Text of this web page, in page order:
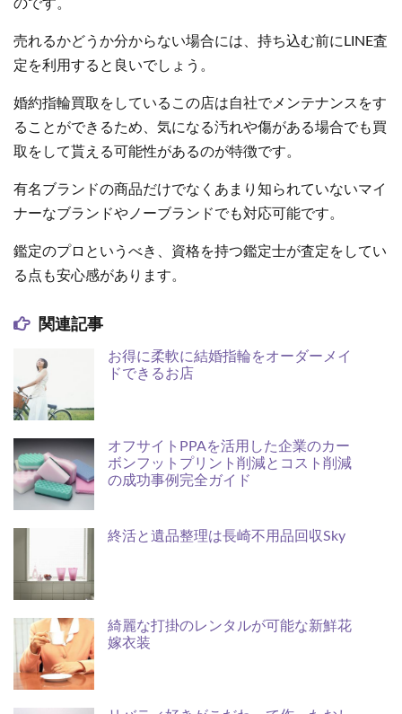
のです。
売れるかどうか分からない場合には、持ち込む前にLINE査
定を利用すると良いでしょう。
婚約指輪買取をしているこの店は自社でメンテナンスをす
ることができるため、気になる汚れや傷がある場合でも買
取をして貰える可能性があるのが特徴です。
有名ブランドの商品だけでなくあまり知られていないマイ
ナーなブランドやノーブランドでも対応可能です。
鑑定のプロというべき、資格を持つ鑑定士が査定をしてい
る点も安心感があります。
関連記事
お得に柔軟に結婚指輪をオーダーメイ
ドできるお店
オフサイトPPAを活用した企業のカー
ボンフットプリント削減とコスト削減
の成功事例完全ガイド
終活と遺品整理は長崎不用品回収Sky
綺麗な打掛のレンタルが可能な新鮮花
嫁衣装